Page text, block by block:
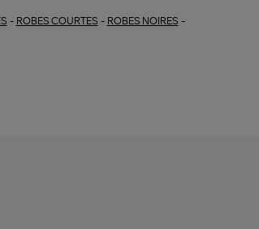
- ROBES COURTES - ROBES NOIRES -